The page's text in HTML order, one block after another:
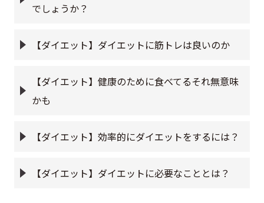
でしょうか？
【ダイエット】ダイエットに筋トレは良いのか
【ダイエット】健康のために食べてるそれ無意味
かも
【ダイエット】効率的にダイエットをするには？
【ダイエット】ダイエットに必要なこととは？